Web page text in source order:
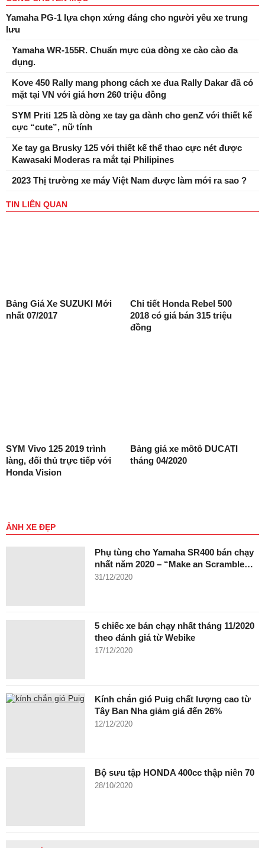
Yamaha PG-1 lựa chọn xứng đáng cho người yêu xe trung
lưu
Yamaha WR-155R. Chuẩn mực của dòng xe cào cào đa
dụng.
Kove 450 Rally mang phong cách xe đua Rally Dakar đã có
mặt tại VN với giá hơn 260 triệu đồng
SYM Priti 125 là dòng xe tay ga dành cho genZ với thiết kế
cực “cute”, nữ tính
Xe tay ga Brusky 125 với thiết kế thể thao cực nét được
Kawasaki Moderas ra mắt tại Philipines
2023 Thị trường xe máy Việt Nam được làm mới ra sao ?
TIN LIÊN QUAN
Bảng Giá Xe SUZUKI Mới
nhất 07/2017
Chi tiết Honda Rebel 500
2018 có giá bán 315 triệu
đồng
SYM Vivo 125 2019 trình
làng, đối thủ trực tiếp với
Honda Vision
Bảng giá xe môtô DUCATI
tháng 04/2020
ẢNH XE ĐẸP
Phụ tùng cho Yamaha SR400 bán chạy
nhất năm 2020 – “Make an Scramble…
31/12/2020
5 chiếc xe bán chạy nhất tháng 11/2020
theo đánh giá từ Webike
17/12/2020
Kính chắn gió Puig chất lượng cao từ
Tây Ban Nha giảm giá đến 26%
12/12/2020
Bộ sưu tập HONDA 400cc thập niên 70
28/10/2020